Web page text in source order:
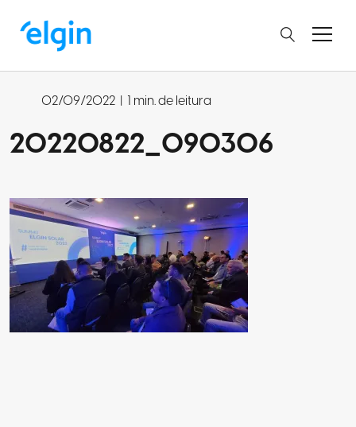
02/09/2022 | 1 min. de leitura
20220822_090306